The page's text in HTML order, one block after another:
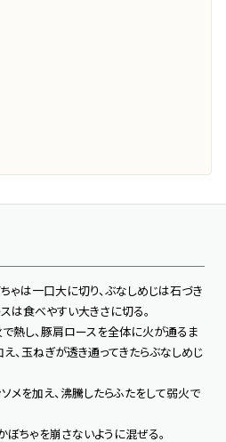
ゃは一口大に切り、ぶなしめじは石づき
は食べやすい大きさに切る。
熱し、豚肩ロースを全体に火が通るま
、玉ねぎが透き通ってきたらぶなしめじ
メを加え、沸騰したらふたをして弱火で
ぼちゃを崩さないように混ぜる。